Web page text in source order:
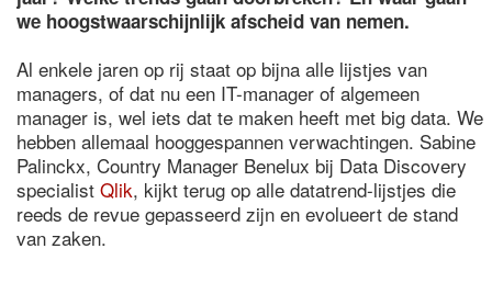
we hoogstwaarschijnlijk afscheid van nemen.
Al enkele jaren op rij staat op bijna alle lijstjes van
managers, of dat nu een IT-manager of algemeen
manager is, wel iets dat te maken heeft met big data. We
hebben allemaal hooggespannen verwachtingen. Sabine
Palinckx, Country Manager Benelux bij Data Discovery
specialist Qlik, kijkt terug op alle datatrend-lijstjes die
reeds de revue gepasseerd zijn en evolueert de stand
van zaken.